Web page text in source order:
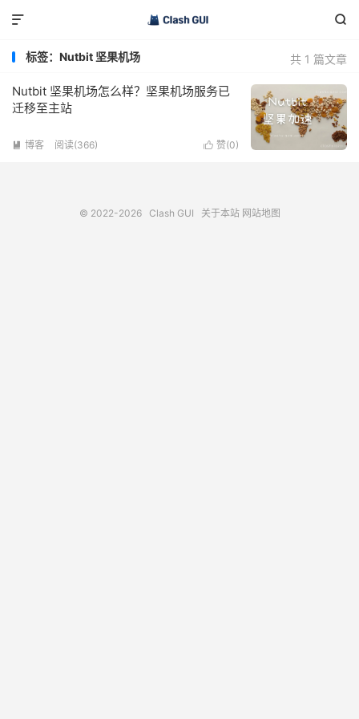


共 1 篇文章
标签：Nutbit 坚果机场
Nutbit 坚果机场怎么样？坚果机场服务已
迁移至主站
 赞(0)
 博客 阅读(366)
© 2022-2026 Clash GUI 关于本站 网站地图